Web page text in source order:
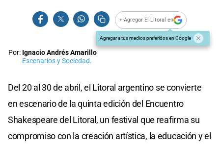
+ Agregar El Litoral en
Agregar a tus medios preferidos en Google
Por: Ignacio Andrés Amarillo
Escenarios y Sociedad.
Del 20 al 30 de abril, el Litoral argentino se convierte
en escenario de la quinta edición del Encuentro
Shakespeare del Litoral, un festival que reafirma su
compromiso con la creación artística, la educación y el